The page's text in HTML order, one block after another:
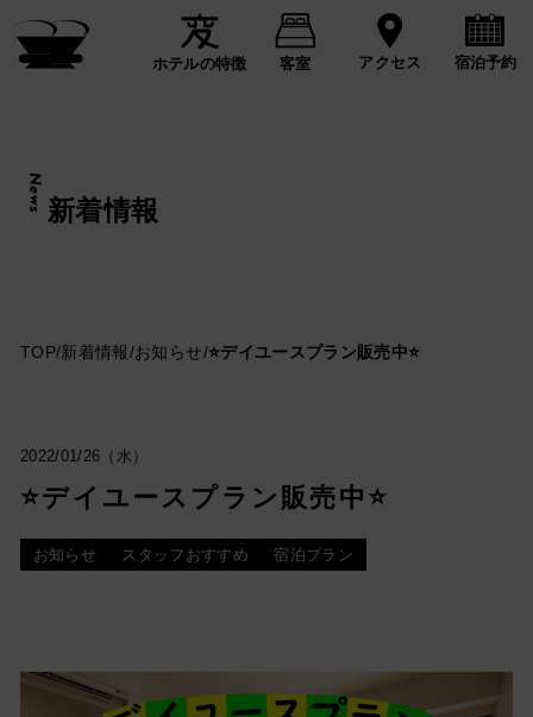
ホテルの特徴 客室 アクセス 宿泊予約
News 新着情報
TOP/新着情報/お知らせ/⭐デイユースプラン販売中⭐
2022/01/26（水）
⭐デイユースプラン販売中⭐
お知らせ スタッフおすすめ 宿泊プラン